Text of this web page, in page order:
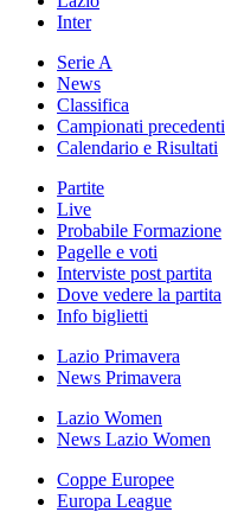
Inter
Serie A
News
Classifica
Campionati precedenti
Calendario e Risultati
Partite
Live
Probabile Formazione
Pagelle e voti
Interviste post partita
Dove vedere la partita
Info biglietti
Lazio Primavera
News Primavera
Lazio Women
News Lazio Women
Coppe Europee
Europa League